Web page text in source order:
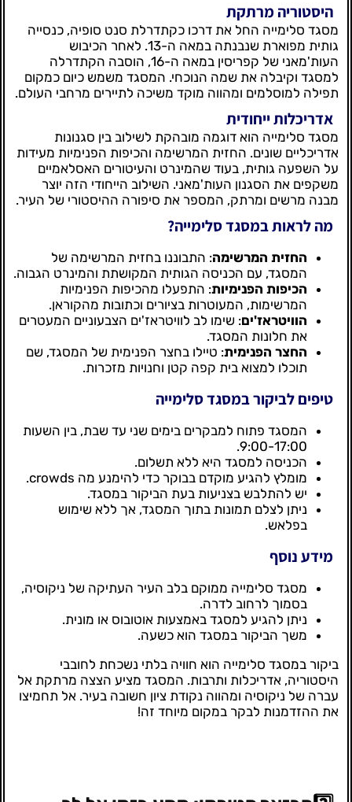
היסטוריה מרתקת
מסגד סלימייה החל את דרכו כקתדרלת סנט סופיה, כנסייה
גותית מפוארת שנבנתה במאה ה-13. לאחר הכיבוש
העות'מאני של קפריסין במאה ה-16, הוסבה הקתדרלה
למסגד וקיבלה את שמה הנוכחי. המסגד משמש כיום כמקום
תפילה למוסלמים ומהווה מוקד משיכה לתיירים מרחבי העולם.
אדריכלות ייחודית
מסגד סלימייה הוא דוגמה מובהקת לשילוב בין סגנונות
אדריכליים שונים. החזית המרשימה והכיפות הפנימיות מעידות
על השפעה גותית, בעוד שהמינרט והעיטורים האסלאמיים
משקפים את הסגנון העות'מאני. השילוב הייחודי הזה יוצר
מבנה מרשים ומרתק, המספר את סיפורה ההיסטורי של העיר.
מה לראות במסגד סלימייה?
החזית המרשימה: התבוננו בחזית המרשימה של
המסגד, עם הכניסה הגותית המקושתת והמינרט הגבוה.
הכיפות הפנימיות: התפעלו מהכיפות הפנימיות
המרשימות, המעוטרות בציורים וכתובות מהקוראן.
הוויטראז'ים: שימו לב לוויטראז'ים הצבעוניים המעטרים
את חלונות המסגד.
החצר הפנימית: טיילו בחצר הפנימית של המסגד, שם
תוכלו למצוא בית קפה קטן וחנויות מזכרות.
טיפים לביקור במסגד סלימייה
המסגד פתוח למבקרים בימים שני עד שבת, בין השעות
9:00-17:00.
הכניסה למסגד היא ללא תשלום.
מומלץ להגיע מוקדם בבוקר כדי להימנע מה crowds.
יש להתלבש בצניעות בעת הביקור במסגד.
ניתן לצלם תמונות בתוך המסגד, אך ללא שימוש
בפלאש.
מידע נוסף
מסגד סלימייה ממוקם בלב העיר העתיקה של ניקוסיה,
בסמוך לרחוב לדרה.
ניתן להגיע למסגד באמצעות אוטובוס או מונית.
משך הביקור במסגד הוא כשעה.
ביקור במסגד סלימייה הוא חוויה בלתי נשכחת לחובבי
היסטוריה, אדריכלות ותרבות. המסגד מציע הצצה מרתקת אל
עברה של ניקוסיה ומהווה נקודת ציון חשובה בעיר. אל תחמיצו
את ההזדמנות לבקר במקום מיוחד זה!